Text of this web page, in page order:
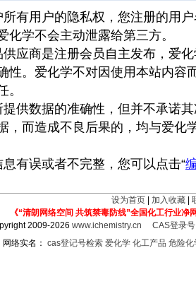
有用户的隐私权，您注册的用
化学不会主动泄露给第三方。
应商是注册会员自主发布，爱
性。爱化学不对因使用本站内容
。
供数据的准确性，但并不承诺
，而造成不良后果的，均与爱化
有误或者不完整，您可以点击“
设为首页 加入收藏
《“清朗网络空间 共筑禁毒防线”全国化工行业净
2009-2026www.ichemistry.cn
CAS登录
网络实名： cas登记号检索 爱化学 化工产品 危险化